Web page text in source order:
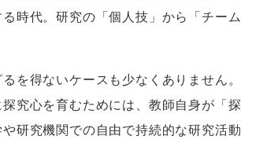
時代。研究の「個人技」から「チーム
を得ないケースも少なくありません。
究心を育むためには、教師自身が「探
研究機関での自由で持続的な研究活動